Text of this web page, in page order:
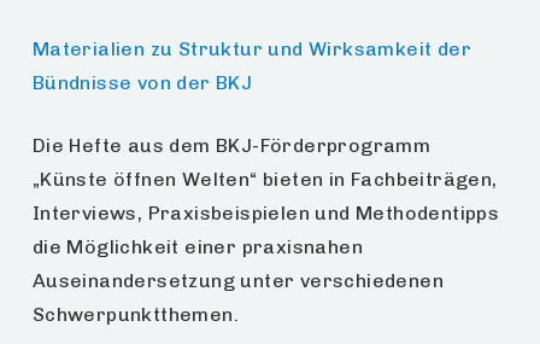
Materialien zu Struktur und Wirksamkeit der
Bündnisse von der BKJ
Die Hefte aus dem BKJ-Förderprogramm
„Künste öffnen Welten“ bieten in Fachbeiträgen,
Interviews, Praxisbeispielen und Methodentipps
die Möglichkeit einer praxisnahen
Auseinandersetzung unter verschiedenen
Schwerpunktthemen.